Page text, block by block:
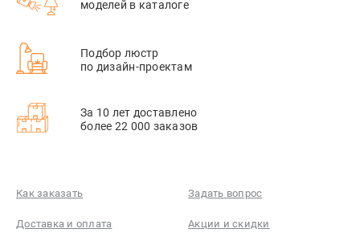
моделей в каталоге
Подбор люстр
по дизайн-проектам
За 10 лет доставлено
более 22 000 заказов
Как заказать Задать вопрос
Доставка и оплата Акции и скидки